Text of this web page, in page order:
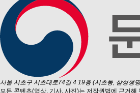
서울 서초구 서초대로74길 4 19층 (서초동, 삼성생
모든 콘텐츠(영상, 기사, 사진)는 저작권법에 근거해